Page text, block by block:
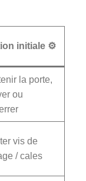
initiale ⚙️
la porte,
ou
vis de
/ cales